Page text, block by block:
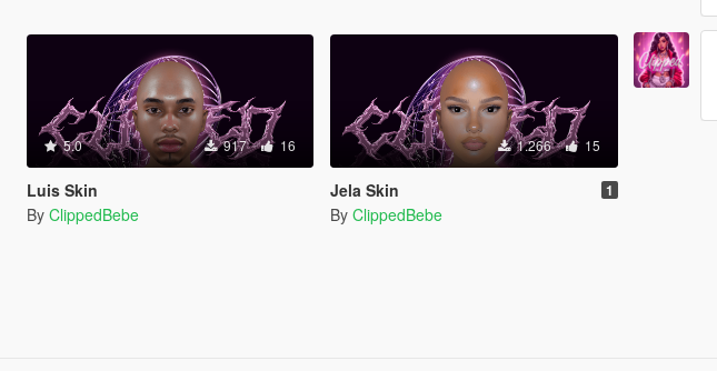
5.0 917 16
Luis Skin
By ClippedBebe
1.266 15
Jela Skin 1
By ClippedBebe